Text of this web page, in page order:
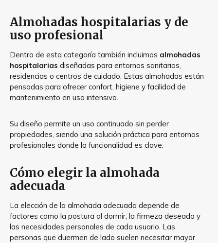
Almohadas hospitalarias y de
uso profesional
Dentro de esta categoría también incluimos almohadas
hospitalarias diseñadas para entornos sanitarios,
residencias o centros de cuidado. Estas almohadas están
pensadas para ofrecer confort, higiene y facilidad de
mantenimiento en uso intensivo.
Su diseño permite un uso continuado sin perder
propiedades, siendo una solución práctica para entornos
profesionales donde la funcionalidad es clave.
Cómo elegir la almohada
adecuada
La elección de la almohada adecuada depende de
factores como la postura al dormir, la firmeza deseada y
las necesidades personales de cada usuario. Las
personas que duermen de lado suelen necesitar mayor